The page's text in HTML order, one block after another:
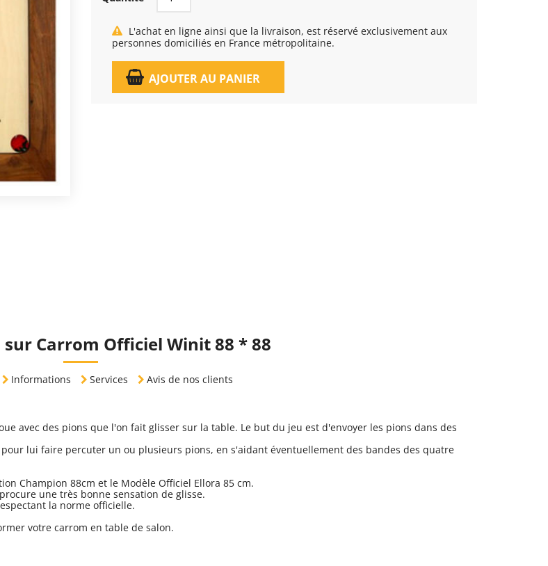
personnes domiciliés en France métropolitaine.
AJOUTER AU PANIER
Carrom Officiel Winit 88 * 88
Informations Services Avis de nos clients
avec des pions que l'on fait glisser sur la table. Le but du jeu est d'envoyer les pions dans des
lui faire percuter un ou plusieurs pions, en s'aidant éventuellement des bandes des quatre
Champion 88cm et le Modèle Officiel Ellora 85 cm.
une très bonne sensation de glisse.
la norme officielle.
votre carrom en table de salon.